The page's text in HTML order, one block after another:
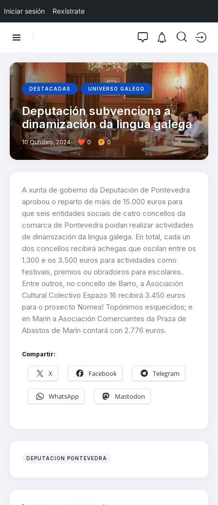
Iniciar sesión Rexístrate
DESTACADAS UNIVERSO GALEGO
Deputación subvenciona a
dinamización da lingua galega
10 Outubro, 2024 0 0
A xunta de goberno da Deputación de Pontevedra
aprobou o reparto de máis de 15.000 euros para
que seis entidades sociais de catro concellos da
comarca de Pontevedra poidan realizar actividades
de dinamización da lingua galega. En total, cada un
dos concellos recibirá achegas que oscilan entre os
1.300 e os 3.500 euros para actividades como
festivais, premios ou obradoiros para escolares.
Entre outros, no concello de Barro, a Asociación
Cultural Colectivo Espazo 16 recibirá 3.450 euros
para o proxecto Nomea! Topónimos esquecidos; e
en Marín a Asociación Comerciantes da Praza de
Abastos de Marín contará con 2.776 euros.
Compartir:
X Facebook Telegram
WhatsApp Mastodon
DEPUTACIÓN PONTEVEDRA